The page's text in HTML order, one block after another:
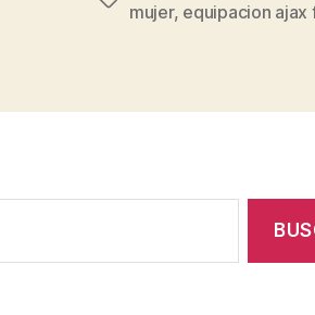
mujer, equipacion ajax